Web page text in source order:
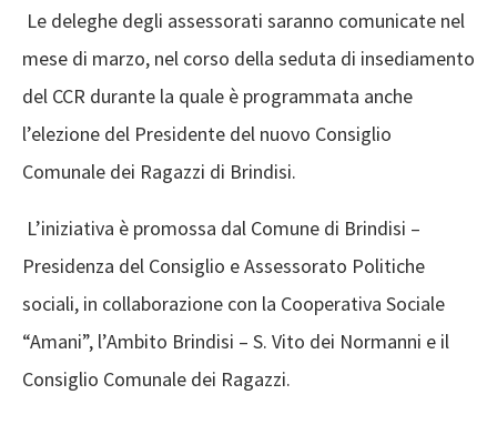
Le deleghe degli assessorati saranno comunicate nel
mese di marzo, nel corso della seduta di insediamento
del CCR durante la quale è programmata anche
l’elezione del Presidente del nuovo Consiglio
Comunale dei Ragazzi di Brindisi.
L’iniziativa è promossa dal Comune di Brindisi –
Presidenza del Consiglio e Assessorato Politiche
sociali, in collaborazione con la Cooperativa Sociale
“Amani”, l’Ambito Brindisi – S. Vito dei Normanni e il
Consiglio Comunale dei Ragazzi.